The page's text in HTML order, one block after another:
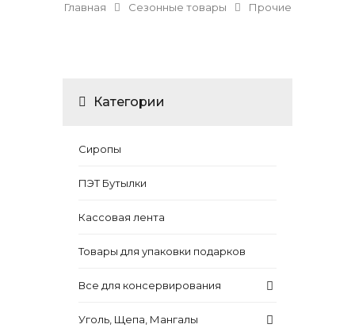
Главная Сезонные товары Прочие
Категории
Сиропы
ПЭТ Бутылки
Кассовая лента
Товары для упаковки подарков
Все для консервирования
Уголь, Щепа, Мангалы